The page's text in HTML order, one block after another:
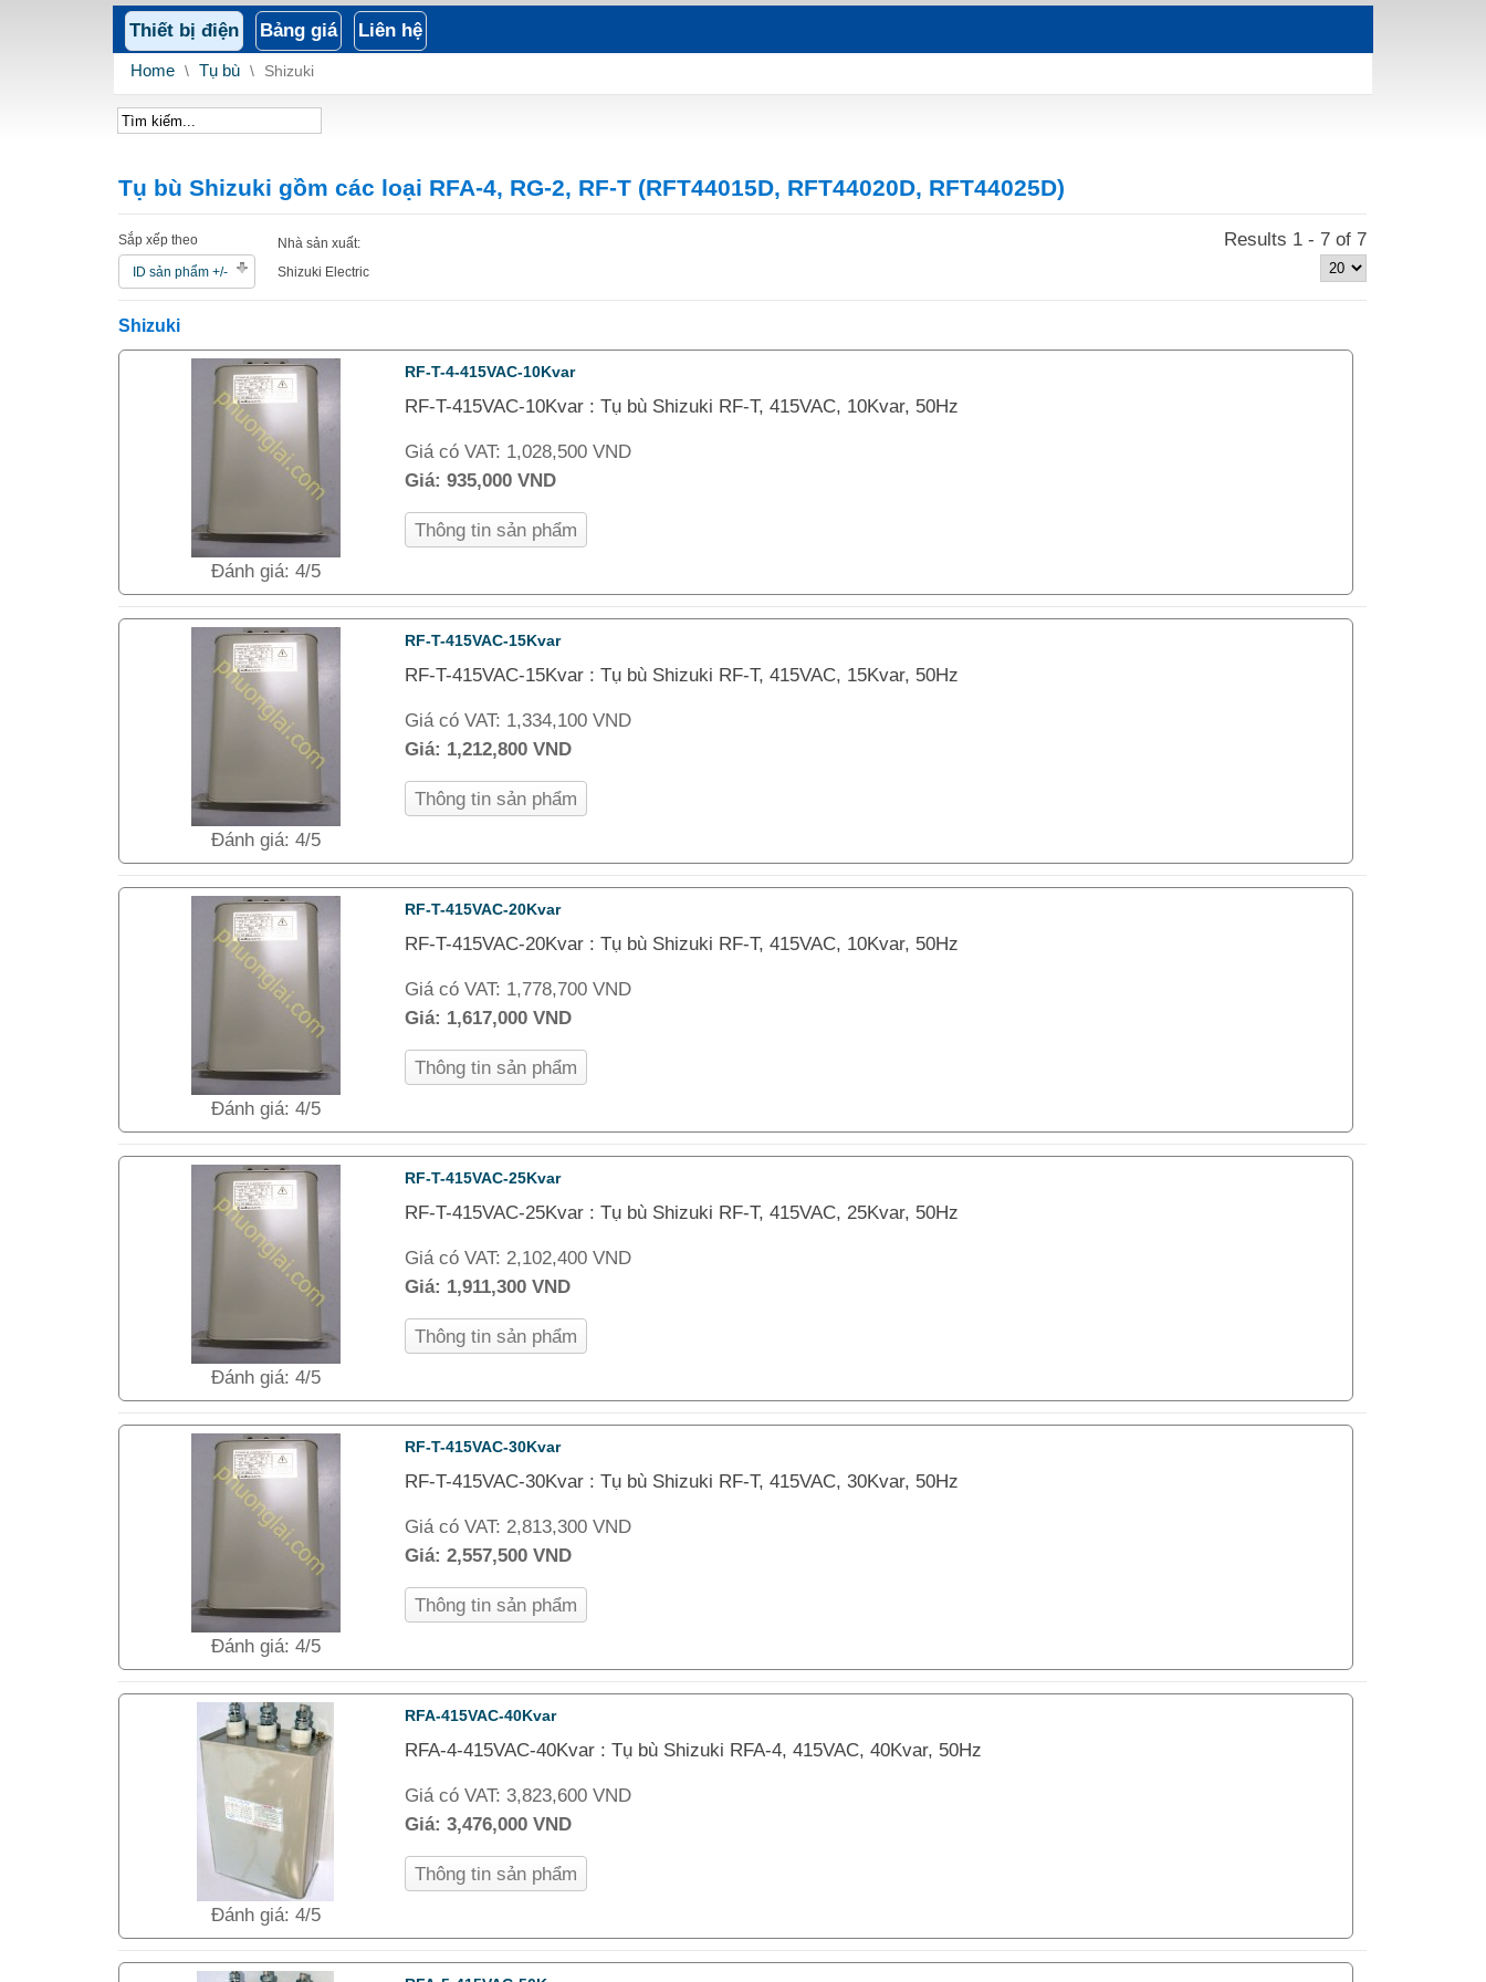
Thiết bị điện Bảng giá Liên hệ
Home \ Tụ bù \ Shizuki
Tụ bù Shizuki gồm các loại RFA-4, RG-2, RF-T (RFT44015D, RFT44020D, RFT44025D)
Sắp xếp theo
ID sản phẩm +/-
Nhà sản xuất:
Shizuki Electric
Results 1 - 7 of 7
Shizuki
Đánh giá: 4/5
RF-T-4-415VAC-10Kvar
RF-T-415VAC-10Kvar : Tụ bù Shizuki RF-T, 415VAC, 10Kvar, 50Hz
Giá có VAT: 1,028,500 VND
Giá: 935,000 VND
Thông tin sản phẩm
Đánh giá: 4/5
RF-T-415VAC-15Kvar
RF-T-415VAC-15Kvar : Tụ bù Shizuki RF-T, 415VAC, 15Kvar, 50Hz
Giá có VAT: 1,334,100 VND
Giá: 1,212,800 VND
Thông tin sản phẩm
Đánh giá: 4/5
RF-T-415VAC-20Kvar
RF-T-415VAC-20Kvar : Tụ bù Shizuki RF-T, 415VAC, 10Kvar, 50Hz
Giá có VAT: 1,778,700 VND
Giá: 1,617,000 VND
Thông tin sản phẩm
Đánh giá: 4/5
RF-T-415VAC-25Kvar
RF-T-415VAC-25Kvar : Tụ bù Shizuki RF-T, 415VAC, 25Kvar, 50Hz
Giá có VAT: 2,102,400 VND
Giá: 1,911,300 VND
Thông tin sản phẩm
Đánh giá: 4/5
RF-T-415VAC-30Kvar
RF-T-415VAC-30Kvar : Tụ bù Shizuki RF-T, 415VAC, 30Kvar, 50Hz
Giá có VAT: 2,813,300 VND
Giá: 2,557,500 VND
Thông tin sản phẩm
Đánh giá: 4/5
RFA-415VAC-40Kvar
RFA-4-415VAC-40Kvar : Tụ bù Shizuki RFA-4, 415VAC, 40Kvar, 50Hz
Giá có VAT: 3,823,600 VND
Giá: 3,476,000 VND
Thông tin sản phẩm